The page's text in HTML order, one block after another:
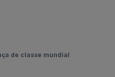
de classe mundial